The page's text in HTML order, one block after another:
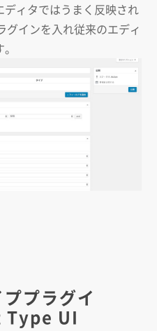
ィタではうまく反映され
グインを入れ従来のエディ
プラグイ
Type UI